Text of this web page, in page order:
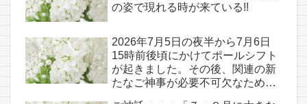
の姿で現れる時が来ている!!
2026年7月5日の夜半から7月6日
15時前後頃にかけてポールシフト
が起きました。その後、関連の新
たなご神事が必要不可欠なため、